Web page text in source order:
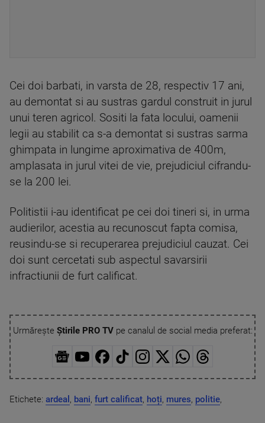
Cei doi barbati, in varsta de 28, respectiv 17 ani,
au demontat si au sustras gardul construit in jurul
unui teren agricol. Sositi la fata locului, oamenii
legii au stabilit ca s-a demontat si sustras sarma
ghimpata in lungime aproximativa de 400m,
amplasata in jurul vitei de vie, prejudiciul cifrandu-
se la 200 lei.
Politistii i-au identificat pe cei doi tineri si, in urma
audierilor, acestia au recunoscut fapta comisa,
reusindu-se si recuperarea prejudiciul cauzat. Cei
doi sunt cercetati sub aspectul savarsirii
infractiunii de furt calificat.
Urmărește Știrile PRO TVpe canalul de social media preferat:
Etichete: ardeal , bani, furt calificat, hoți, mures, politie,